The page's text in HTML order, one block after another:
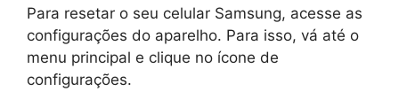
Para resetar o seu celular Samsung, acesse as
configurações do aparelho. Para isso, vá até o
menu principal e clique no ícone de
configurações.